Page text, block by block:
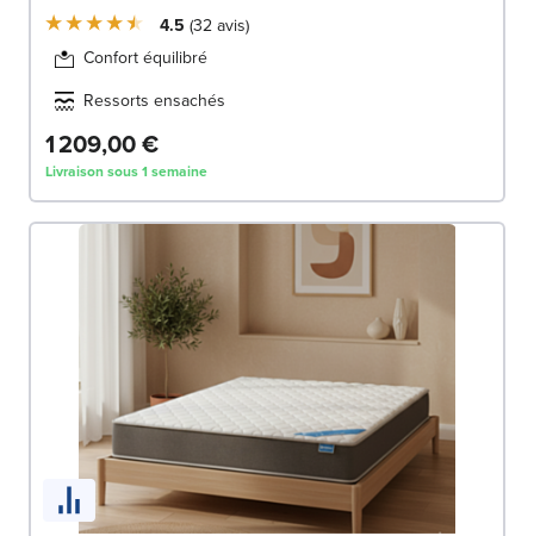
4.5 32avis
Confort équilibré
Ressorts ensachés
1 209,00 €
Livraison sous 1 semaine